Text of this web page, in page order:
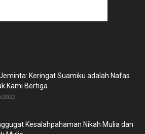
Keringat Suamiku adalah Nafas
Kami Bertiga
2022
Kesalahpahaman Nikah Mulia dan